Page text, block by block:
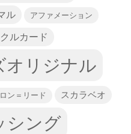
ル アファメーション
ルカード
オリジナル
ン＝リード スカラベオ
シング